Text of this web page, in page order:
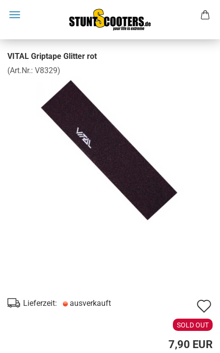
VITAL Griptape Glitter rot
(Art.Nr.: V8329)
Lieferzeit: ausverkauft
SOLD OUT
7,90 EUR